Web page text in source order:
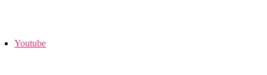
Youtube